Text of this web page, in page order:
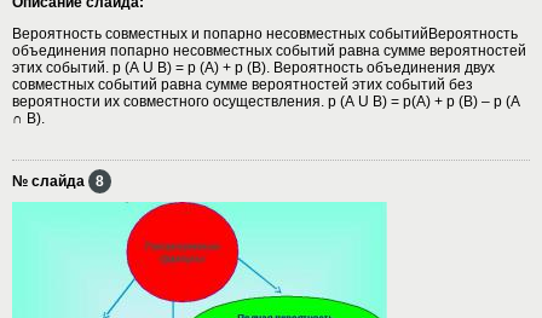
Вероятность совместных и попарно несовместных событийВероятность
объединения попарно несовместных событий равна сумме вероятностей
этих событий. р (А U В) = р (А) + р (В). Вероятность объединения двух
совместных событий равна сумме вероятностей этих событий без
вероятности их совместного осуществления. р (А U В) = р(А) + р (В) – р (А
∩ В).
№ слайда 8